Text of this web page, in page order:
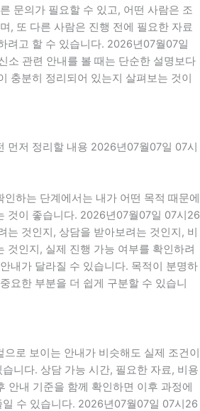
문의가 필요할 수 있고, 어떤 사람은 조
, 또 다른 사람은 진행 전에 필요한 자료
려고 할 수 있습니다. 2026년07월07일
소 관련 안내를 볼 때는 단순한 설명보다
충분히 정리되어 있는지 살펴보는 것이
먼저 정리할 내용 2026년07월07일 07시
하는 단계에서는 내가 어떤 목적 때문에
것이 좋습니다. 2026년07월07일 07시26
는 것인지, 상담을 받아보려는 것인지, 비
것인지, 실제 진행 가능 여부를 확인하려
내가 달라질 수 있습니다. 목적이 분명하
요한 부분을 더 쉽게 구분할 수 있습니
로 보이는 안내가 비슷해도 실제 조건이
니다. 상담 가능 시간, 필요한 자료, 비용
안내 기준을 함께 확인하면 이후 과정에
수 있습니다. 2026년07월07일 07시26